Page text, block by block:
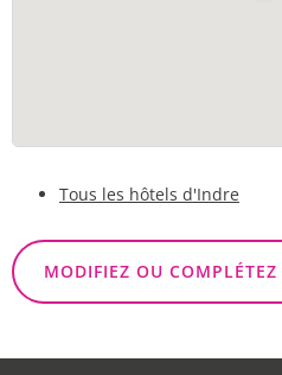
Tous les hôtels d'Indre
MODIFIEZ OU